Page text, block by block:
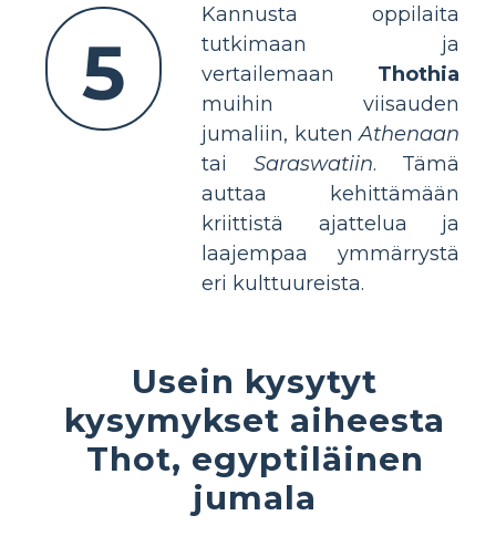
5
Kannusta oppilaita
tutkimaan ja
vertailemaan Thothia
muihin viisauden
jumaliin, kutenAthenaan
tai Saraswatiin. Tämä
auttaa kehittämään
kriittistä ajattelua ja
laajempaa ymmärrystä
eri kulttuureista.
Usein kysytyt
kysymykset aiheesta
Thot, egyptiläinen
jumala